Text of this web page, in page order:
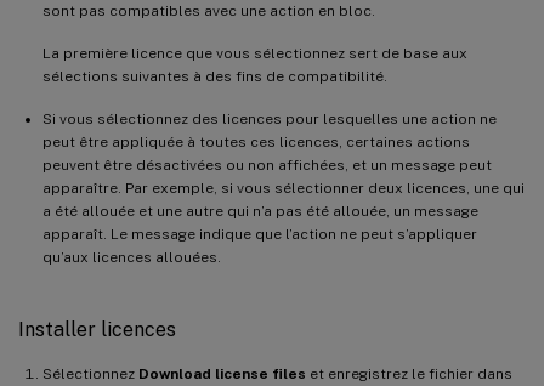
sont pas compatibles avec une action en bloc.
La première licence que vous sélectionnez sert de base aux
sélections suivantes à des fins de compatibilité.
Si vous sélectionnez des licences pour lesquelles une action ne
peut être appliquée à toutes ces licences, certaines actions
peuvent être désactivées ou non affichées, et un message peut
apparaître. Par exemple, si vous sélectionner deux licences, une qui
a été allouée et une autre qui n’a pas été allouée, un message
apparaît. Le message indique que l’action ne peut s’appliquer
qu’aux licences allouées.
Installer licences
Sélectionnez Download license files et enregistrez le fichier dans